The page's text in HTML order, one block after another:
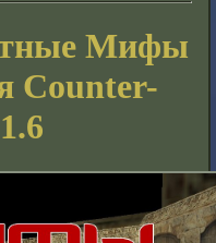
Мифы
Counter-